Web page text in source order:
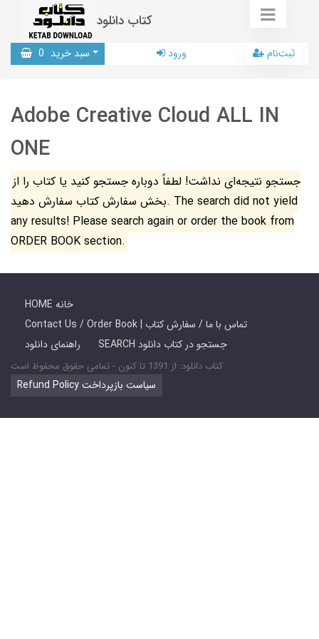
کتاب دانلود
سبد خرید 0 ورود ثبت‌نام
Adobe Creative Cloud ALL IN
ONE
جستجو نتیجه‌ای نداشت! لطفاً دوباره جستجو کنید یا کتاب را از
بخش سفارش کتاب سفارش دهید. The search did not yield
any results! Please search again or order the book from
ORDER BOOK section.
HOME خانه
Contact Us / Order Book | تماس با ما / سفارش کتاب
راهنمای دانلود
SEARCH جستجو در کتاب دانلود
کتاب دانلود: از 1391 تا کنون - تمامی حقوق محفوظ است
Refund Policy سیاست بازپرداخت